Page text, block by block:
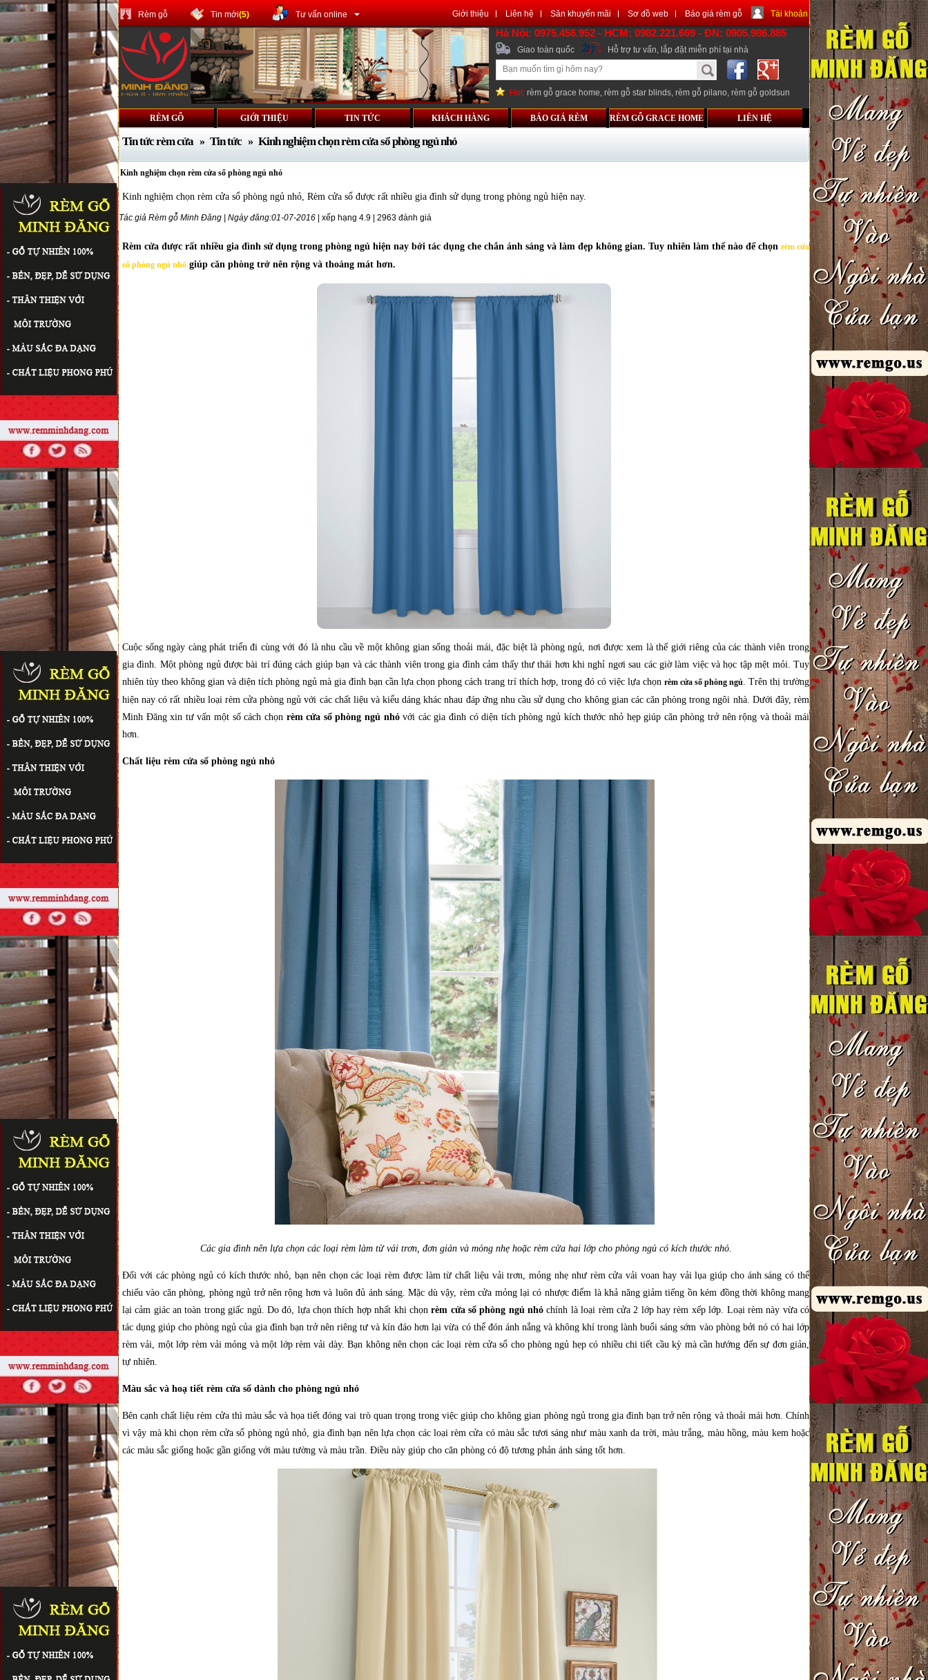
Rèm gỗ Tin mới(5) Tư vấn online Giới thiệu Liên hệ Săn khuyến mãi Sơ đồ web Báo giá rèm gỗ Tài khoản
Hà Nội: 0975.456.952 - HCM: 0982.221.669 - ĐN: 0905.986.885
Giao toàn quốc Hỗ trợ tư vấn, lắp đặt miễn phí tại nhà
Hot: rèm gỗ grace home, rèm gỗ star blinds, rèm gỗ pilano, rèm gỗ goldsun
RÈM GỖ GIỚI THIỆU TIN TỨC KHÁCH HÀNG BÁO GIÁ RÈM RÈM GỖ GRACE HOME LIÊN HỆ
Tin tức rèm cửa » Tin tức » Kinh nghiệm chọn rèm cửa sổ phòng ngủ nhỏ
Kinh nghiệm chọn rèm cửa sổ phòng ngủ nhỏ
Kinh nghiệm chọn rèm cửa sổ phòng ngủ nhỏ, Rèm cửa sổ được rất nhiều gia đình sử dụng trong phòng ngủ hiện nay.
Tác giả Rèm gỗ Minh Đăng | Ngày đăng:01-07-2016 | xếp hạng 4.9 2963 đánh giá
Rèm cửa được rất nhiều gia đình sử dụng trong phòng ngủ hiện nay bởi tác dụng che chắn ánh sáng và làm đẹp không gian. Tuy nhiên làm thế nào để chọn rèm cửa
sổ phòng ngủ nhỏ giúp căn phòng trở nên rộng và thoáng mát hơn.
Cuộc sống ngày càng phát triển đi cùng với đó là nhu cầu về một không gian sống thoải mái, đặc biệt là phòng ngủ, nơi được xem là thế giới riêng của các thành viên trong
gia đình. Một phòng ngủ được bài trí đúng cách giúp bạn và các thành viên trong gia đình cảm thấy thư thái hơn khi nghỉ ngơi sau các giờ làm việc và học tập mệt mỏi. Tuy
nhiên tùy theo không gian và diện tích phòng ngủ mà gia đình bạn cần lựa chọn phong cách trang trí thích hợp, trong đó có việc lựa chọn rèm cửa sổ phòng ngủ. Trên thị trường
hiện nay có rất nhiều loại rèm cửa phòng ngủ với các chất liệu và kiểu dáng khác nhau đáp ứng nhu cầu sử dụng cho không gian các căn phòng trong ngôi nhà. Dưới đây, rèm
Minh Đăng xin tư vấn một số cách chọn rèm cửa sổ phòng ngủ nhỏvới các gia đình có diện tích phòng ngủ kích thước nhỏ hẹp giúp căn phòng trở nên rộng và thoải mái
hơn.
Chất liệu rèm cửa sổ phòng ngủ nhỏ
Các gia đình nên lựa chọn các loại rèm làm từ vải trơn, đơn giản và mỏng nhẹ hoặc rèm cửa hai lớp cho phòng ngủ có kích thước nhỏ.
Đối với các phòng ngủ có kích thước nhỏ, bạn nên chọn các loại rèm được làm từ chất liệu vải trơn, mỏng nhẹ như rèm cửa vải voan hay vải lụa giúp cho ánh sáng có thể
chiếu vào căn phòng, phòng ngủ trở nên rộng hơn và luôn đủ ánh sáng. Mặc dù vậy, rèm cửa mỏng lại có nhược điểm là khả năng giảm tiếng ồn kém đồng thời không mang
lại cảm giác an toàn trong giấc ngủ. Do đó, lựa chọn thích hợp nhất khi chọnrèm cửa sổ phòng ngủ nhỏ chính là loại rèm cửa 2 lớp hay rèm xếp lớp. Loại rèm này vừa có
tác dụng giúp cho phòng ngủ của gia đình bạn trở nên riêng tư và kín đáo hơn lại vừa có thể đón ánh nắng và không khí trong lành buổi sáng sớm vào phòng bởi nó có hai lớp
rèm vải, một lớp rèm vải mỏng và một lớp rèm vải dày. Bạn không nên chọn các loại rèm cửa sổ cho phòng ngủ hẹp có nhiều chi tiết cầu kỳ mà cần hướng đến sự đơn giản,
tự nhiên.
Màu sắc và hoạ tiết rèm cửa sổ dành cho phòng ngủ nhỏ
Bên cạnh chất liệu rèm cửa thì màu sắc và họa tiết đóng vai trò quan trọng trong việc giúp cho không gian phòng ngủ trong gia đình bạn trở nên rộng và thoải mái hơn. Chính
vì vậy mà khi chọn rèm cửa sổ phòng ngủ nhỏ, gia đình bạn nên lựa chọn các loại rèm cửa có màu sắc tươi sáng như màu xanh da trời, màu trắng, màu hồng, màu kem hoặc
các màu sắc giống hoặc gần giống với màu tường và màu trần. Điều này giúp cho căn phòng có độ tương phản ánh sáng tốt hơn.